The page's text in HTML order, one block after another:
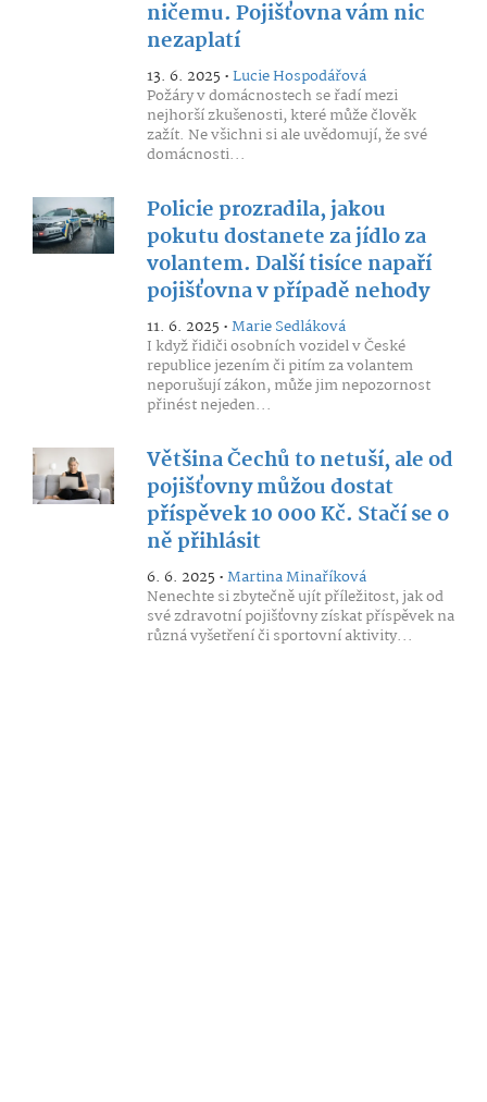
ničemu. Pojišťovna vám nic
nezaplatí
13. 6. 2025 •Lucie Hospodářová
Požáry v domácnostech se řadí mezi
nejhorší zkušenosti, které může člověk
zažít. Ne všichni si ale uvědomují, že své
domácnosti...
Policie prozradila, jakou
pokutu dostanete za jídlo za
volantem. Další tisíce napaří
pojišťovna v případě nehody
11. 6. 2025 •Marie Sedláková
I když řidiči osobních vozidel v České
republice jezením či pitím za volantem
neporušují zákon, může jim nepozornost
přinést nejeden...
Většina Čechů to netuší, ale od
pojišťovny můžou dostat
příspěvek 10 000 Kč. Stačí se o
ně přihlásit
6. 6. 2025 •Martina Minaříková
Nenechte si zbytečně ujít příležitost, jak od
své zdravotní pojišťovny získat příspěvek na
různá vyšetření či sportovní aktivity...